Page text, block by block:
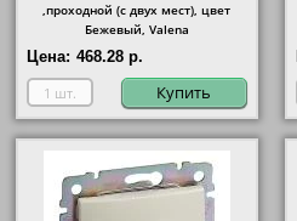
,проходной (с двух мест), цвет
Бежевый, Valena
Цена: 468.28 р.
Купить